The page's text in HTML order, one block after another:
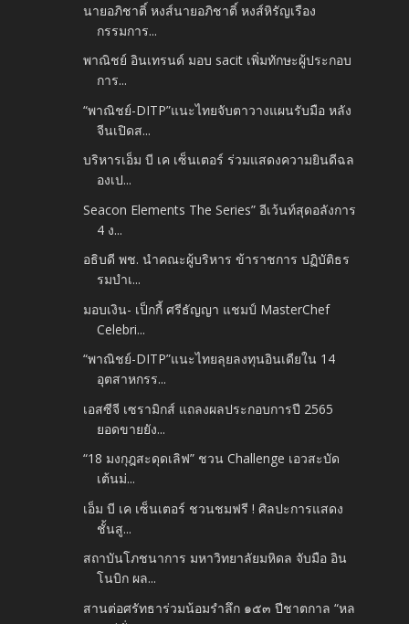
นายอภิชาติ์ หงส์นายอภิชาติ์ หงส์หิรัญเรือง
กรรมการ...
พาณิชย์ อินเทรนด์ มอบ sacit เพิ่มทักษะผู้ประกอบ
การ...
“พาณิชย์-DITP”แนะไทยจับตาวางแผนรับมือ หลัง
จีนเปิดส...
บริหารเอ็ม บี เค เซ็นเตอร์ ร่วมแสดงความยินดีฉล
องเป...
Seacon Elements The Series” อีเว้นท์สุดอลังการ
4 ง...
อธิบดี พช. นำคณะผู้บริหาร ข้าราชการ ปฏิบัติธร
รมบำเ...
มอบเงิน- เป็กกี้ ศรีธัญญา แชมป์ MasterChef
Celebri...
“พาณิชย์-DITP”แนะไทยลุยลงทุนอินเดียใน 14
อุตสาหกรร...
เอสซีจี เซรามิกส์ แถลงผลประกอบการปี 2565
ยอดขายยัง...
“18 มงกุฎสะดุดเลิฟ” ชวน Challenge เอวสะบัด
เต้นม่...
เอ็ม บี เค เซ็นเตอร์ ชวนชมฟรี ! ศิลปะการแสดง
ชั้นสู...
สถาบันโภชนาการ มหาวิทยาลัยมหิดล จับมือ อิน
โนบิก ผล...
สานต่อศรัทธาร่วมน้อมรำลึก ๑๕๓ ปีชาตกาล “หล